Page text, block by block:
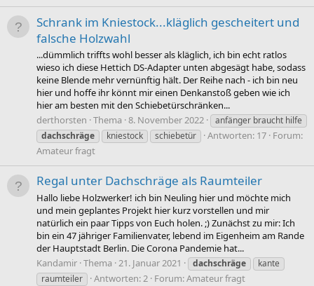
Schrank im Kniestock...kläglich gescheitert und
falsche Holzwahl
...dümmlich triffts wohl besser als kläglich, ich bin echt ratlos
wieso ich diese Hettich DS-Adapter unten abgesägt habe, sodass
keine Blende mehr vernünftig hält. Der Reihe nach - ich bin neu
hier und hoffe ihr könnt mir einen Denkanstoß geben wie ich
hier am besten mit den Schiebetürschränken...
derthorsten Thema 8. November 2022
anfänger braucht hilfe
dachschräge
kniestock schiebetür Antworten: 17 Forum:
Amateur fragt
Regal unter Dachschräge als Raumteiler
Hallo liebe Holzwerker! ich bin Neuling hier und möchte mich
und mein geplantes Projekt hier kurz vorstellen und mir
natürlich ein paar Tipps von Euch holen. ;) Zunächst zu mir: Ich
bin ein 47 jähriger Familienvater, lebend im Eigenheim am Rande
der Hauptstadt Berlin. Die Corona Pandemie hat...
Kandamir Thema 21. Januar 2021 dachschräge
kante
raumteiler
Antworten: 2 Forum:Amateur fragt